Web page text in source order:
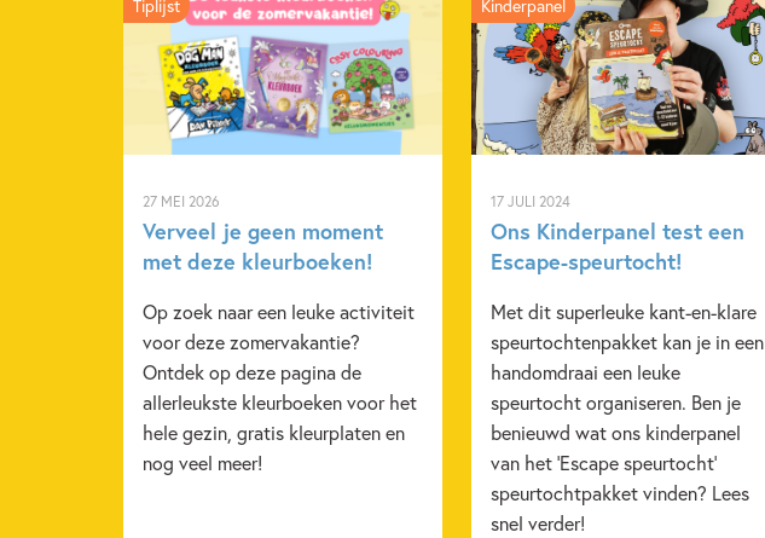
27 MEI 2026
Verveel je geen moment
met deze kleurboeken!
Op zoek naar een leuke activiteit
voor deze zomervakantie?
Ontdek op deze pagina de
allerleukste kleurboeken voor het
hele gezin, gratis kleurplaten en
nog veel meer!
Tiplijst
17 JULI 2024
Ons Kinderpanel test een
Escape-speurtocht!
Met dit superleuke kant-en-klare
speurtochtenpakket kan je in een
handomdraai een leuke
speurtocht organiseren. Ben je
benieuwd wat ons kinderpanel
van het 'Escape speurtocht'
speurtochtpakket vinden? Lees
snel verder!
Kinderpanel